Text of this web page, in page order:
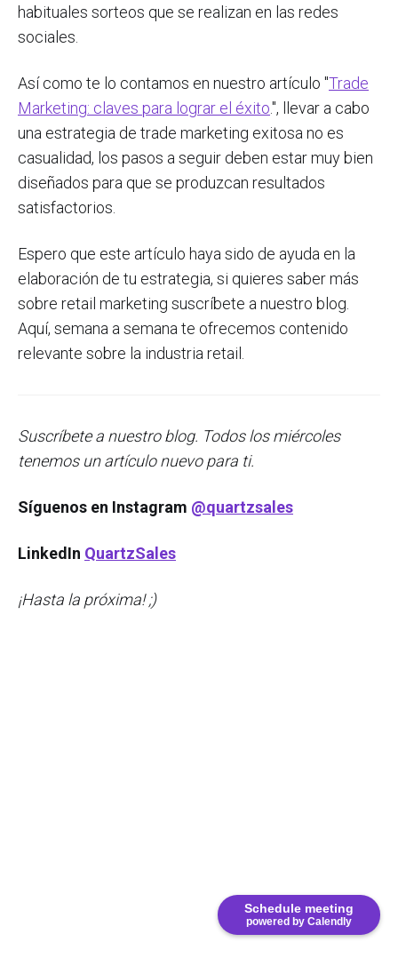
Schedule meeting
powered by Calendly
habituales sorteos que se realizan en las redes
sociales.
Así como te lo contamos en nuestro artículo "Trade
Marketing: claves para lograr el éxito.", llevar a cabo
una estrategia de trade marketing exitosa no es
casualidad, los pasos a seguir deben estar muy bien
diseñados para que se produzcan resultados
satisfactorios.
Espero que este artículo haya sido de ayuda en la
elaboración de tu estrategia, si quieres saber más
sobre retail marketing suscríbete a nuestro blog.
Aquí, semana a semana te ofrecemos contenido
relevante sobre la industria retail.
Suscríbete a nuestro blog. Todos los miércoles
tenemos un artículo nuevo para ti.
Síguenos en Instagram @quartzsales
LinkedIn QuartzSales
¡Hasta la próxima! ;)